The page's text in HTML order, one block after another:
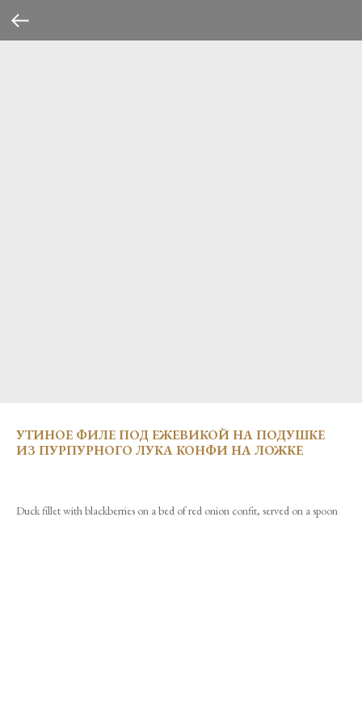
УТИНОЕ ФИЛЕ ПОД ЕЖЕВИКОЙ НА ПОДУШКЕ
ИЗ ПУРПУРНОГО ЛУКА КОНФИ НА ЛОЖКЕ
Duck fillet with blackberries on a bed of red onion confit, served on a spoon